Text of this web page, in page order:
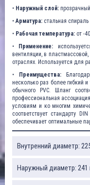
• Наружный слой:
•Арматура: стальная
• Рабочая температура: от -
•
Применение:
вентиляции, в
отраслях. Используется для
•
Преимущества:
несколько раз более гибкий
обычного PVC. Шланг
профессиональная
условиям и ко многим
соответствует стандарту
обеспечивает оптимальные
Внутренний диаметр:
Наружный диаметр: